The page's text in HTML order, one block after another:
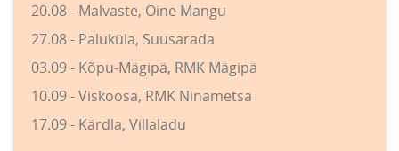
20.08 - Malvaste, Öine Mangu
27.08 - Paluküla, Suusarada
03.09 - Kõpu-Mägipä, RMK Mägipä
10.09 - Viskoosa, RMK Ninametsa
17.09 - Kärdla, Villaladu